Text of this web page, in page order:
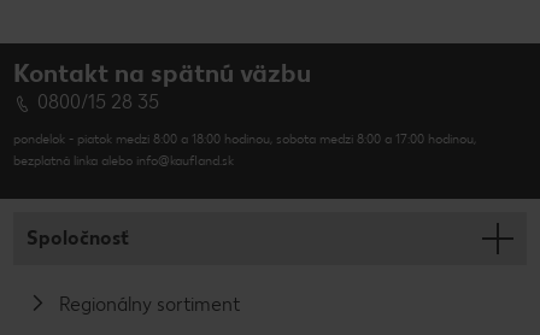
Kontakt na spätnú väzbu
0800/15 28 35
pondelok - piatok medzi 8:00 a 18:00 hodinou, sobota medzi 8:00 a 17:00 hodinou,
bezplatná linka alebo info@kaufland.sk
Spoločnosť
Regionálny sortiment